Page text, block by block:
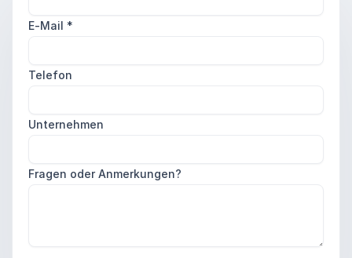
E-Mail *
Telefon
Unternehmen
Fragen oder Anmerkungen?